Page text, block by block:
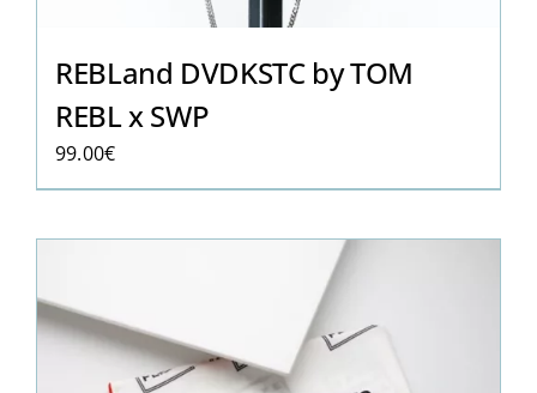
REBLand DVDKSTC by TOM
REBL x SWP
99.00€